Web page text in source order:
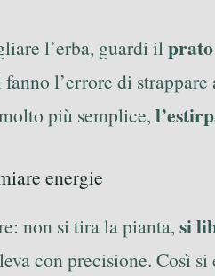
l’erba, guardi ilprato
l’errore di
più semplice,
energie
non si tira la pianta, si
con precisione. Così